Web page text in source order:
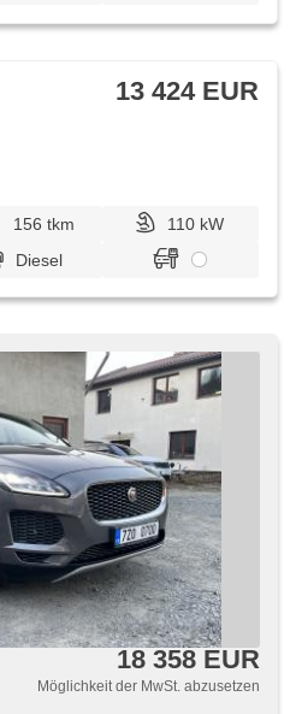
13 424 EUR
156 tkm
110 kW
Diesel
18 358 EUR
Möglichkeit der MwSt. abzusetzen